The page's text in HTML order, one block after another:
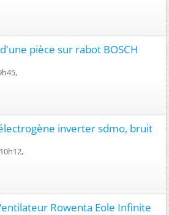
pièce sur rabot BOSCH
inverter sdmo, bruit
Rowenta Eole Infinite